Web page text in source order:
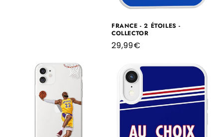
FRANCE - 2 ÉTOILES -
COLLECTOR
Prix
29,99€